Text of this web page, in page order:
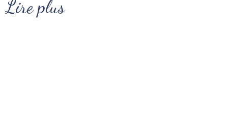
Lire plus